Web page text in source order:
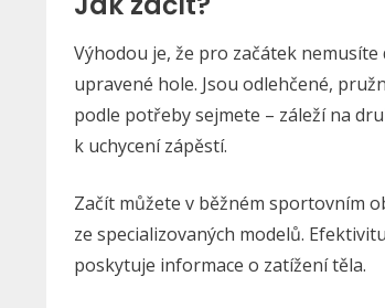
Výhodou je, že pro začátek
upravené hole. Jsou odlehčené,
podle potřeby sejmete – záleží na
k uchycení zápěstí.
Začít můžete v běžném sportovním
ze specializovaných modelů.
poskytuje informace o zatížení těla.